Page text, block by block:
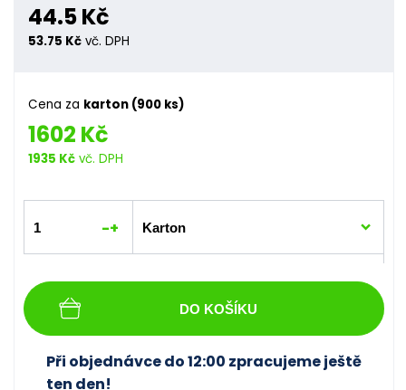
44.5 Kč
53.75 Kč vč. DPH
Cena za karton (900 ks)
1602 Kč
1935 Kč vč. DPH
-+
DO KOŠÍKU
Při objednávce do 12:00 zpracujeme ještě
ten den!